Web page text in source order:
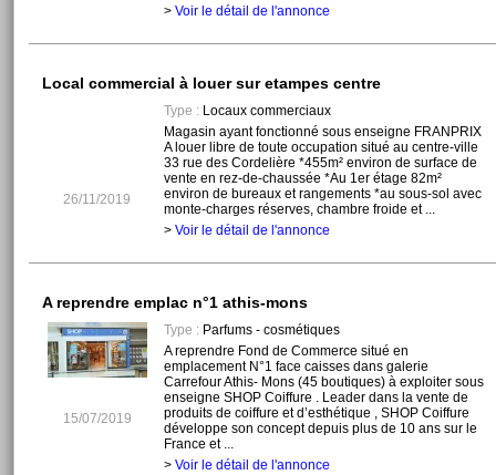
> Voir le détail de l'annonce
Local commercial à louer sur etampes centre
26/11/2019
Type :Locaux commerciaux
Magasin ayant fonctionné sous enseigne FRANPRIX
A louer libre de toute occupation situé au centre-ville
33 rue des Cordelière *455m² environ de surface de
vente en rez-de-chaussée *Au 1er étage 82m²
environ de bureaux et rangements *au sous-sol avec
monte-charges réserves, chambre froide et ...
> Voir le détail de l'annonce
A reprendre emplac n°1 athis-mons
15/07/2019
Type :Parfums - cosmétiques
A reprendre Fond de Commerce situé en
emplacement N°1 face caisses dans galerie
Carrefour Athis- Mons (45 boutiques) à exploiter sous
enseigne SHOP Coiffure . Leader dans la vente de
produits de coiffure et d’esthétique , SHOP Coiffure
développe son concept depuis plus de 10 ans sur le
France et ...
> Voir le détail de l'annonce